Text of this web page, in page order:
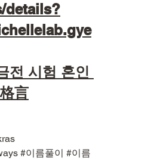
details?
전 시험 혼인
言
#이름풀이 #이름